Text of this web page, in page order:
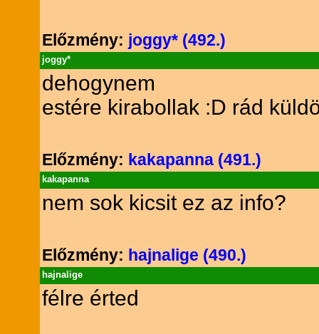
Előzmény: joggy* (492.)
joggy*
dehogynem
estére kirabollak :D rád
Előzmény: kakapanna (491.)
kakapanna
nem sok kicsit ez az info?
Előzmény: hajnalige (490.)
hajnalige
félre érted